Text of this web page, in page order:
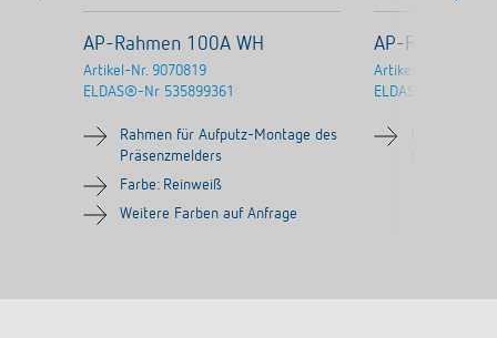
AP-Rahmen 100A WH
Artikel-Nr. 9070819
ELDAS®-Nr 535899361
Rahmen für Aufputz-Montage des
Präsenzmelders
Farbe: Reinweiß
Weitere Farben auf Anfrage
AP-Rahmen
Artikel-Nr.
ELDAS®-Nr